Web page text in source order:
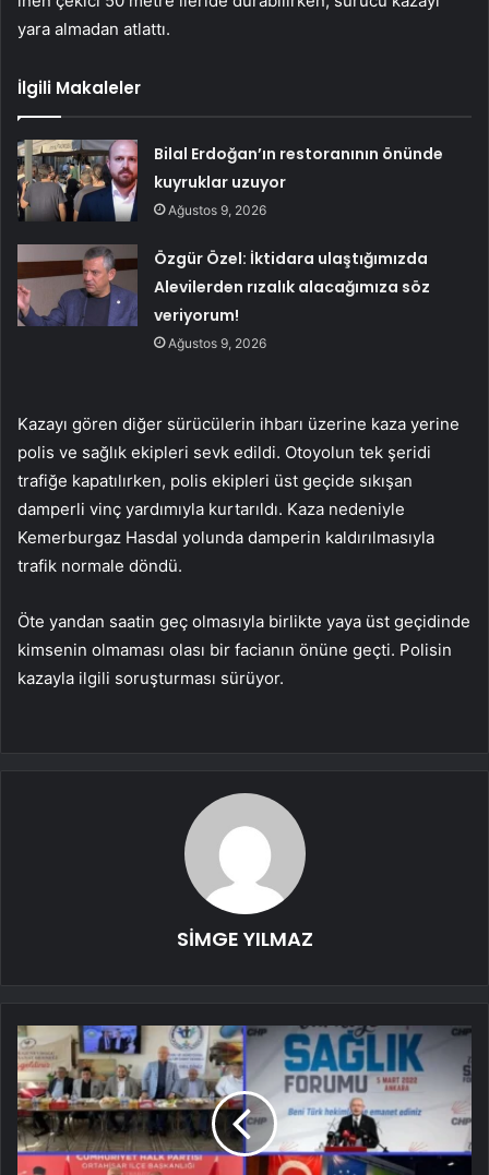
yara almadan atlattı.
İlgili Makaleler
Bilal Erdoğan’ın restoranının önünde
kuyruklar uzuyor
Ağustos 9, 2026
Özgür Özel: İktidara ulaştığımızda
Alevilerden rızalık alacağımıza söz
veriyorum!
Ağustos 9, 2026
Kazayı gören diğer sürücülerin ihbarı üzerine kaza yerine
polis ve sağlık ekipleri sevk edildi. Otoyolun tek şeridi
trafiğe kapatılırken, polis ekipleri üst geçide sıkışan
damperli vinç yardımıyla kurtarıldı. Kaza nedeniyle
Kemerburgaz Hasdal yolunda damperin kaldırılmasıyla
trafik normale döndü.
Öte yandan saatin geç olmasıyla birlikte yaya üst geçidinde
kimsenin olmaması olası bir facianın önüne geçti. Polisin
kazayla ilgili soruşturması sürüyor.
SİMGE YILMAZ